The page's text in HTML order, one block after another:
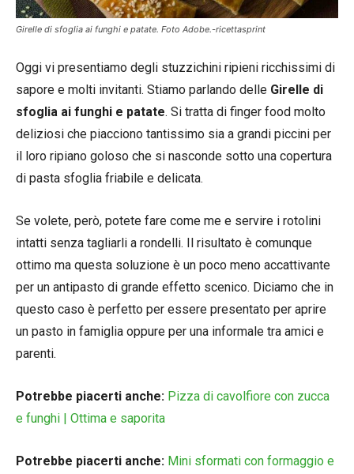
Girelle di sfoglia ai funghi e patate. Foto Adobe.-ricettasprint
Oggi vi presentiamo degli stuzzichini ripieni ricchissimi di
sapore e molti invitanti. Stiamo parlando delle Girelle di
sfoglia ai funghi e patate. Si tratta di finger food molto
deliziosi che piacciono tantissimo sia a grandi piccini per
il loro ripiano goloso che si nasconde sotto una copertura
di pasta sfoglia friabile e delicata.
Se volete, però, potete fare come me e servire i rotolini
intatti senza tagliarli a rondelli. Il risultato è comunque
ottimo ma questa soluzione è un poco meno accattivante
per un antipasto di grande effetto scenico. Diciamo che in
questo caso è perfetto per essere presentato per aprire
un pasto in famiglia oppure per una informale tra amici e
parenti.
Potrebbe piacerti anche: Pizza di cavolfiore con zucca
e funghi | Ottima e saporita
Potrebbe piacerti anche: Mini sformati con formaggio e